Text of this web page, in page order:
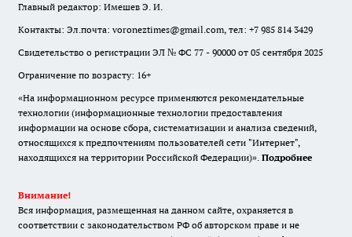
Главный редактор: Имешев Э. И.
Контакты: Эл.почта: voroneztimes@gmail.com, тел: +7 985 814 3429
Свидетельство о регистрации ЭЛ № ФС 77 - 90000 от 05 сентября 2025
Ограничение по возрасту: 16+
«На информационном ресурсе применяются рекомендательные
технологии (информационные технологии предоставления
информации на основе сбора, систематизации и анализа сведений,
относящихся к предпочтениям пользователей сети "Интернет",
находящихся на территории Российской Федерации)». Подробнее
Внимание!
Вся информация, размещенная на данном сайте, охраняется в
соответствии с законодательством РФ об авторском праве и не